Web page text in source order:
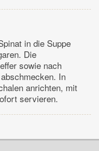
in die Suppe
Die
sowie nach
In
anrichten, mit
servieren.